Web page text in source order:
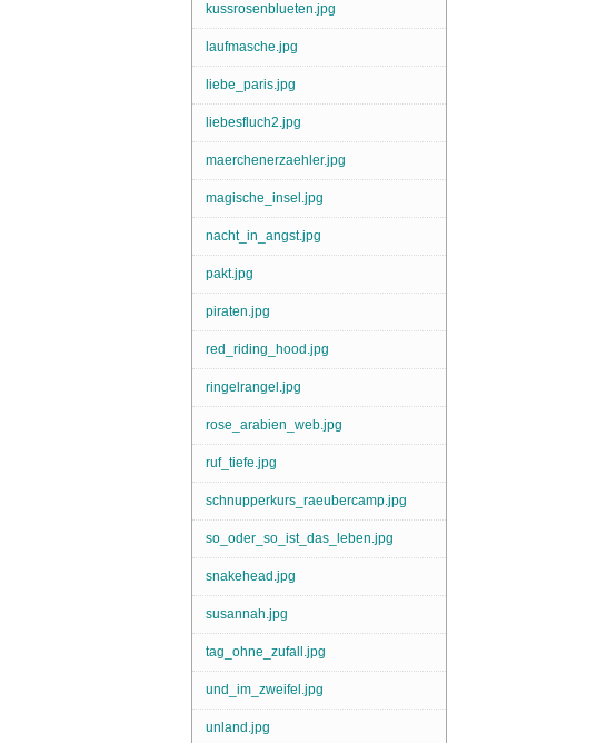
kussrosenblueten.jpg
laufmasche.jpg
liebe_paris.jpg
liebesfluch2.jpg
maerchenerzaehler.jpg
magische_insel.jpg
nacht_in_angst.jpg
pakt.jpg
piraten.jpg
red_riding_hood.jpg
ringelrangel.jpg
rose_arabien_web.jpg
ruf_tiefe.jpg
schnupperkurs_raeubercamp.jpg
so_oder_so_ist_das_leben.jpg
snakehead.jpg
susannah.jpg
tag_ohne_zufall.jpg
und_im_zweifel.jpg
unland.jpg